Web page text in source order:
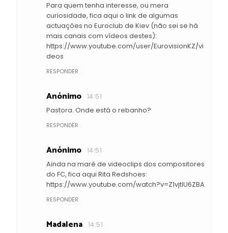
Para quem tenha interesse, ou mera
curiosidade, fica aqui o link de algumas
actuações no Euroclub de Kiev (não sei se há
mais canais com vídeos destes):
https://www.youtube.com/user/EurovisionKZ/vi
deos
RESPONDER
Anónimo 14:51
Pastora. Onde está o rebanho?
RESPONDER
Anónimo 14:51
Ainda na maré de videoclips dos compositores
do FC, fica aqui Rita Redshoes:
https://www.youtube.com/watch?v=Z1vjtIU6ZBA
RESPONDER
Madalena 14:51